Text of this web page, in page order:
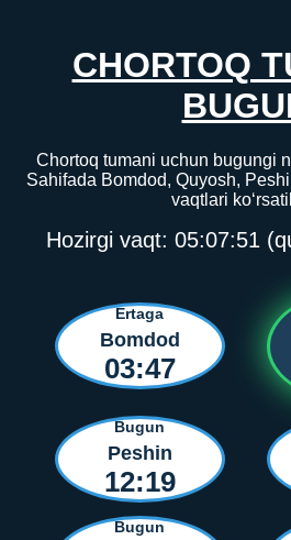
CHORTOQ
Chortoq tumani uchun bugungi
Sahifada Bomdod, Quyosh,
vaqtlari
Hozirgi vaqt: 05:07:51
Ertaga
Bomdod
03:47
Bugun
Peshin
12:19
Bugun